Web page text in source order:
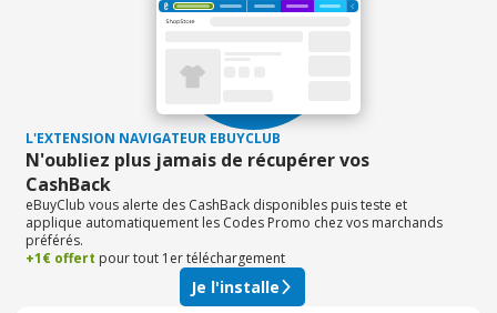
m'a l'air de bonne qualité, à voir à l'usage. Les prix sont
corrects. Je recommande ce marchand.
L'EXTENSION NAVIGATEUR EBUYCLUB
N'oubliez plus jamais de récupérer vos
CashBack
eBuyClub vous alerte des CashBack disponibles puis teste et
applique automatiquement les Codes Promo chez vos marchands
préférés.
+1€ offert pour tout 1er téléchargement
Je l'installe